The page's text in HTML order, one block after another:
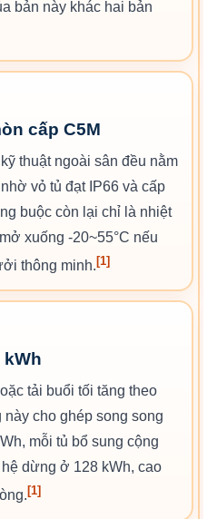
bản này khác hai bản
cấp C5M
thuật ngoài sân đều nằm
vỏ tủ đạt IP66 và cấp
buộc còn lại chỉ là nhiệt
xuống -20~55°C nếu
thông minh.[1]
kWh
tải buổi tối tăng theo
cho ghép song song
mỗi tủ bổ sung cộng
dừng ở 128 kWh, cao
[1]